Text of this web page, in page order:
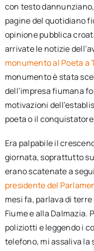
con testo
pagine del quotidiano
opinione pubblica
arrivate le notizie
monumento al Poeta a
monumento è stata
dell’impresa fiumana
motivazioni
poeta o il
Era palpabile il
giornata, soprattutto
erano scatenate a
presidente del
mesi fa, parlava di
Fiume e alla Dalmazia.
poliziotti e leggendo i
telefono, mi assaliva la